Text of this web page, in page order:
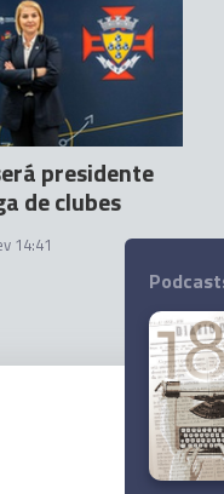
presidente
de clubes
14:41